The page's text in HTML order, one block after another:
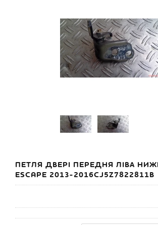
ПЕТЛЯ ДВЕРІ ПЕРЕДНЯ ЛІВА
ESCAPE 2013-2016CJ5Z7822811B